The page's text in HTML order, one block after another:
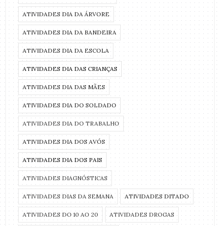
ATIVIDADES DIA DA ÁRVORE
ATIVIDADES DIA DA BANDEIRA
ATIVIDADES DIA DA ESCOLA
ATIVIDADES DIA DAS CRIANÇAS
ATIVIDADES DIA DAS MÃES
ATIVIDADES DIA DO SOLDADO
ATIVIDADES DIA DO TRABALHO
ATIVIDADES DIA DOS AVÓS
ATIVIDADES DIA DOS PAIS
ATIVIDADES DIAGNÓSTICAS
ATIVIDADES DIAS DA SEMANA ATIVIDADES DITADO
ATIVIDADES DO 10 AO 20 ATIVIDADES DROGAS